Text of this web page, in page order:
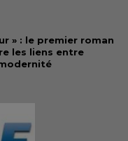
» : le premier roman
les liens entre